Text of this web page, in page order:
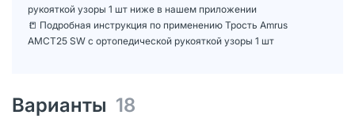
рукояткой узоры 1 шт ниже в нашем приложении
📒 Подробная инструкция по применению Трость Amrus
AMCT25 SW с ортопедической рукояткой узоры 1 шт
Варианты 18